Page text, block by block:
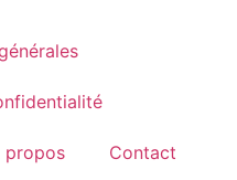
propos Contact